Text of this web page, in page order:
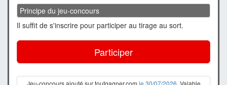
Principe du jeu-concours
Il suffit de s'inscrire pour participer au tirage au sort.
Participer
Jeu-concours ajouté sur toutgagner.com le 30/07/2026. Valable